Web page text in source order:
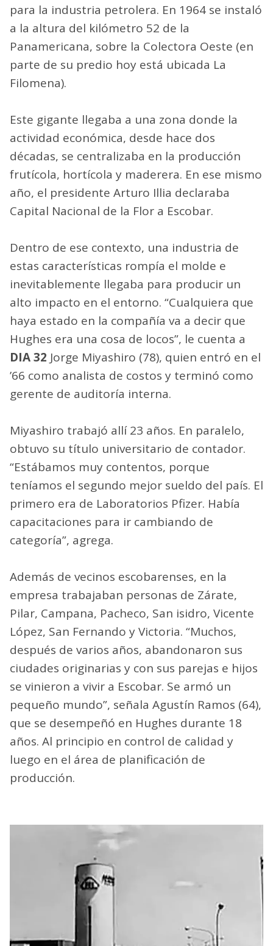
para la industria petrolera. En 1964 se instaló
a la altura del kilómetro 52 de la
Panamericana, sobre la Colectora Oeste (en
parte de su predio hoy está ubicada La
Filomena).
Este gigante llegaba a una zona donde la
actividad económica, desde hace dos
décadas, se centralizaba en la producción
frutícola, hortícola y maderera. En ese mismo
año, el presidente Arturo Illia declaraba
Capital Nacional de la Flor a Escobar.
Dentro de ese contexto, una industria de
estas características rompía el molde e
inevitablemente llegaba para producir un
alto impacto en el entorno. “Cualquiera que
haya estado en la compañía va a decir que
Hughes era una cosa de locos”, le cuenta a
DIA 32 Jorge Miyashiro (78), quien entró en el
’66 como analista de costos y terminó como
gerente de auditoría interna.
Miyashiro trabajó allí 23 años. En paralelo,
obtuvo su título universitario de contador.
“Estábamos muy contentos, porque
teníamos el segundo mejor sueldo del país. El
primero era de Laboratorios Pfizer. Había
capacitaciones para ir cambiando de
categoría”, agrega.
Además de vecinos escobarenses, en la
empresa trabajaban personas de Zárate,
Pilar, Campana, Pacheco, San isidro, Vicente
López, San Fernando y Victoria. “Muchos,
después de varios años, abandonaron sus
ciudades originarias y con sus parejas e hijos
se vinieron a vivir a Escobar. Se armó un
pequeño mundo”, señala Agustín Ramos (64),
que se desempeñó en Hughes durante 18
años. Al principio en control de calidad y
luego en el área de planificación de
producción.